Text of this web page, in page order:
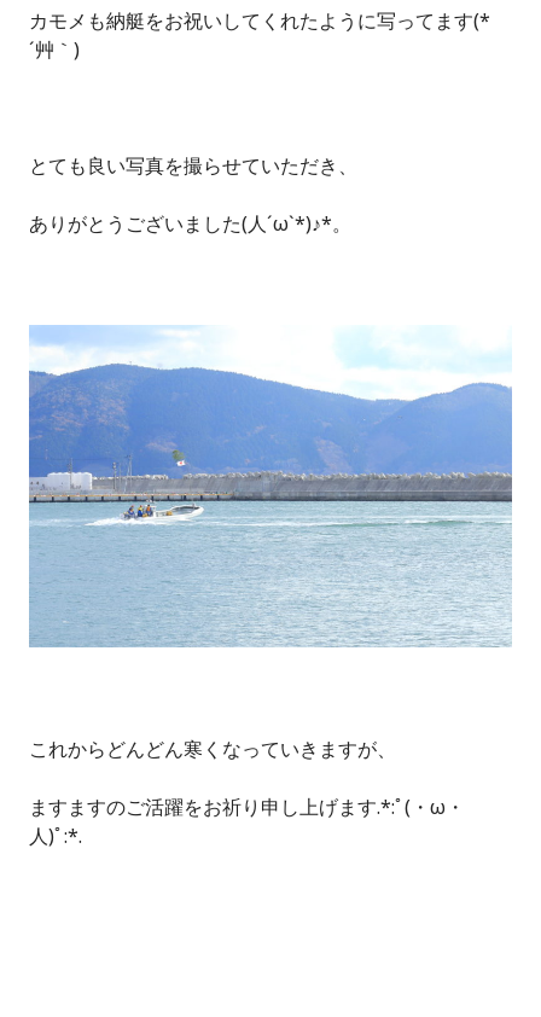
カモメも納艇をお祝いしてくれたように写ってます(*
´艸｀)
とても良い写真を撮らせていただき、
ありがとうございました(人´ω`*)♪*。
これからどんどん寒くなっていきますが、
ますますのご活躍をお祈り申し上げます.*:ﾟ(・ω・
人)ﾟ:*.